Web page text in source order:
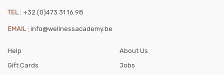
TEL : +32 (0)473 31 16 98
EMAIL : info@wellnessacademy.be
Help
Gift Cards
About Us
Jobs